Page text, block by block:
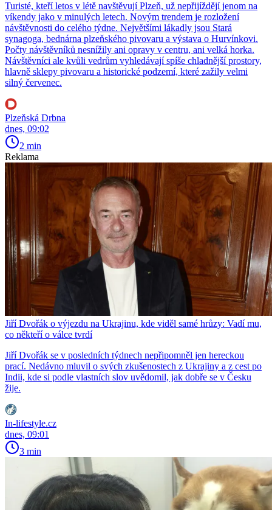
Turisté, kteří letos v létě navštěvují Plzeň, už nepřijíždějí jenom na
víkendy jako v minulých letech. Novým trendem je rozložení
návštěvnosti do celého týdne. Největšími lákadly jsou Stará
synagoga, bednárna plzeňského pivovaru a výstava o Hurvínkovi.
Počty návštěvníků nesnížily ani opravy v centru, ani velká horka.
Návštěvníci ale kvůli vedrům vyhledávají spíše chladnější prostory,
hlavně sklepy pivovaru a historické podzemí, které zažily velmi
silný červenec.
Plzeňská Drbna
dnes, 09:02
2 min
Reklama
Jiří Dvořák o výjezdu na Ukrajinu, kde viděl samé hrůzy: Vadí mu,
co někteří o válce tvrdí
Jiří Dvořák se v posledních týdnech nepřipomněl jen hereckou
prací. Nedávno mluvil o svých zkušenostech z Ukrajiny a z cest po
Indii, kde si podle vlastních slov uvědomil, jak dobře se v Česku
žije.
In-lifestyle.cz
dnes, 09:01
3 min